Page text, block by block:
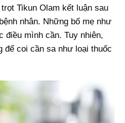
Tikun Olam kết luận sau
nhân. Những bố mẹ như
điều mình cần. Tuy nhiên,
để coi cần sa như loại thuốc